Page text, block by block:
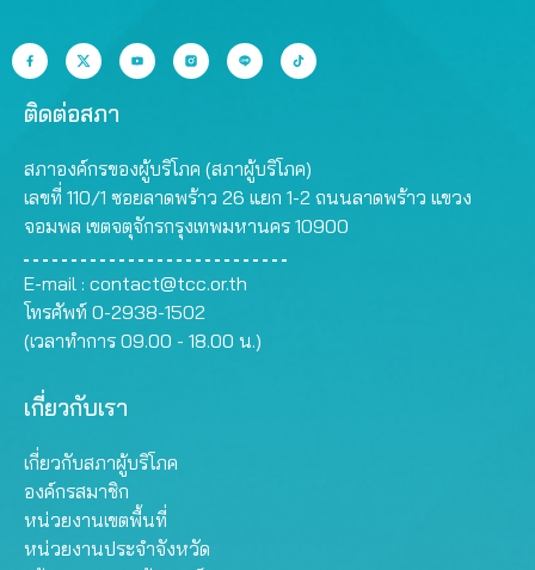
ติดต่อสภา
สภาองค์กรของผู้บริโภค (สภาผู้บริโภค)
เลขที่ 110/1 ซอยลาดพร้าว 26 แยก 1-2 ถนนลาดพร้าว แขวง
จอมพล เขตจตุจักรกรุงเทพมหานคร 10900
E-mail : contact@tcc.or.th
โทรศัพท์ 0-2938-1502
(เวลาทำการ 09.00 - 18.00 น.)
เกี่ยวกับเรา
เกี่ยวกับสภาผู้บริโภค
องค์กรสมาชิก
หน่วยงานเขตพื้นที่
หน่วยงานประจำจังหวัด